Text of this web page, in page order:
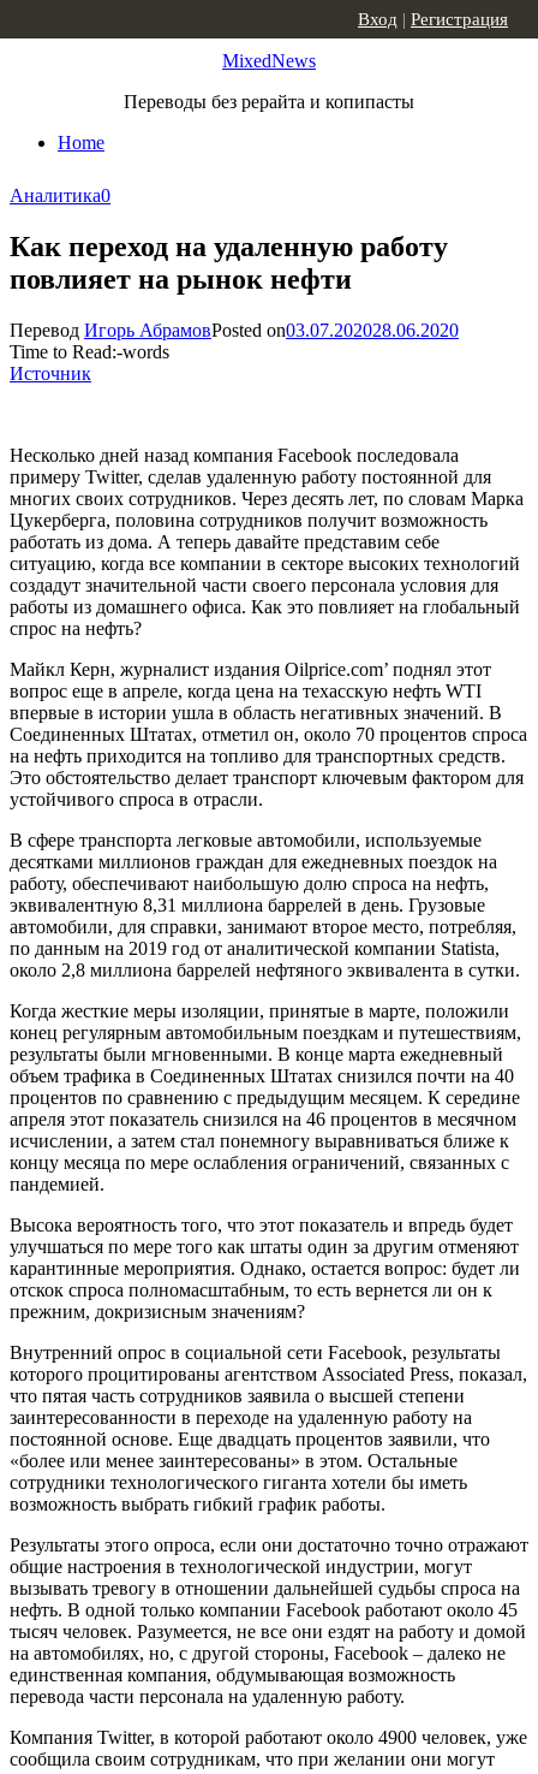
MixedNews
Переводы без рерайта и копипасты
Home
Вход | Регистрация
Аналитика0
Как переход на удаленную работу
повлияет на рынок нефти
Перевод Игорь АбрамовPosted on03.07.202028.06.2020
Time to Read:-words
Источник
Несколько дней назад компания Facebook последовала
примеру Twitter, сделав удаленную работу постоянной для
многих своих сотрудников. Через десять лет, по словам Марка
Цукерберга, половина сотрудников получит возможность
работать из дома. А теперь давайте представим себе
ситуацию, когда все компании в секторе высоких технологий
создадут значительной части своего персонала условия для
работы из домашнего офиса. Как это повлияет на глобальный
спрос на нефть?
Майкл Керн, журналист издания Oilprice.com’ поднял этот
вопрос еще в апреле, когда цена на техасскую нефть WTI
впервые в истории ушла в область негативных значений. В
Соединенных Штатах, отметил он, около 70 процентов спроса
на нефть приходится на топливо для транспортных средств.
Это обстоятельство делает транспорт ключевым фактором для
устойчивого спроса в отрасли.
В сфере транспорта легковые автомобили, используемые
десятками миллионов граждан для ежедневных поездок на
работу, обеспечивают наибольшую долю спроса на нефть,
эквивалентную 8,31 миллиона баррелей в день. Грузовые
автомобили, для справки, занимают второе место, потребляя,
по данным на 2019 год от аналитической компании Statista,
около 2,8 миллиона баррелей нефтяного эквивалента в сутки.
Когда жесткие меры изоляции, принятые в марте, положили
конец регулярным автомобильным поездкам и путешествиям,
результаты были мгновенными. В конце марта ежедневный
объем трафика в Соединенных Штатах снизился почти на 40
процентов по сравнению с предыдущим месяцем. К середине
апреля этот показатель снизился на 46 процентов в месячном
исчислении, а затем стал понемногу выравниваться ближе к
концу месяца по мере ослабления ограничений, связанных с
пандемией.
Высока вероятность того, что этот показатель и впредь будет
улучшаться по мере того как штаты один за другим отменяют
карантинные мероприятия. Однако, остается вопрос: будет ли
отскок спроса полномасштабным, то есть вернется ли он к
прежним, докризисным значениям?
Внутренний опрос в социальной сети Facebook, результаты
которого процитированы агентством Associated Press, показал,
что пятая часть сотрудников заявила о высшей степени
заинтересованности в переходе на удаленную работу на
постоянной основе. Еще двадцать процентов заявили, что
«более или менее заинтересованы» в этом. Остальные
сотрудники технологического гиганта хотели бы иметь
возможность выбрать гибкий график работы.
Результаты этого опроса, если они достаточно точно отражают
общие настроения в технологической индустрии, могут
вызывать тревогу в отношении дальнейшей судьбы спроса на
нефть. В одной только компании Facebook работают около 45
тысяч человек. Разумеется, не все они ездят на работу и домой
на автомобилях, но, с другой стороны, Facebook – далеко не
единственная компания, обдумывающая возможность
перевода части персонала на удаленную работу.
Компания Twitter, в которой работают около 4900 человек, уже
сообщила своим сотрудникам, что при желании они могут